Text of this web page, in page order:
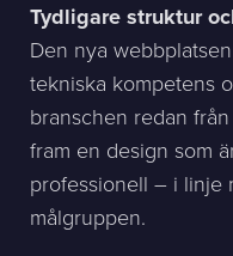
Befintlig kund?
Om oss /
Karriär på Sphinxly
LIA / Praktik
Tydligare struktur
Den nya
tekniska kompetens
branschen redan
fram en design som
professionell – i linje
målgruppen.